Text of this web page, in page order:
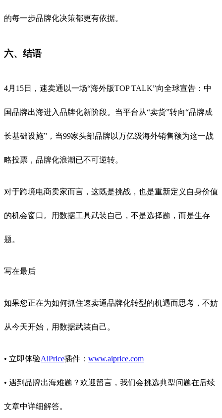
的每一步品牌化决策都更有依据。
六、结语
4月15日，速卖通以一场“海外版TOP TALK”向全球宣告：中
国品牌出海进入品牌化新阶段。当平台从“卖货”转向“品牌成
长基础设施”，当99家头部品牌以万亿级海外销售额为这一战
略投票，品牌化浪潮已不可逆转。
对于跨境电商卖家而言，这既是挑战，也是重新定义自身价值
的机会窗口。用数据工具武装自己，不是选择题，而是生存
题。
写在最后
如果您正在为如何抓住速卖通品牌化转型的机遇而思考，不妨
从今天开始，用数据武装自己。
• 立即体验AiPrice插件： www.aiprice.com
• 遇到品牌出海难题？欢迎留言，我们会挑选典型问题在后续
文章中详细解答。